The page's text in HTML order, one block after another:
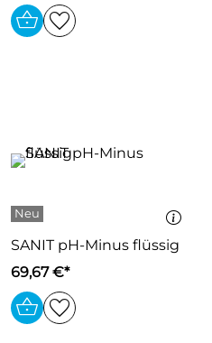
SANIT pH-Minus flüssig
69,67 €*